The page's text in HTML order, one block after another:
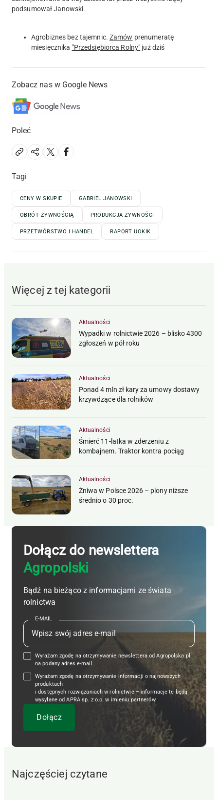
podsumował Janowski.
Agrobiznes bez tajemnic. Zamów prenumeratę
miesięcznika "Przedsiębiorca Rolny" już dziś
Zobacz nas w Google News
Poleć
Tagi
CENY W SKUPIE GABRIEL JANOWSKI
OBRÓT ŻYWNOŚCIĄ PRODUKCJA ŻYWNOŚCI
PRZETWÓRSTWO I HANDEL RAPORT UOKIK
Więcej z tej kategorii
Aktualności
Wypadki w rolnictwie 2026 – blisko 4300
zgłoszeń w pół roku
Aktualności
Ponad 4 mln zł kary za umowy dostawy
krzywdzące dla rolników
Aktualności
Śmierć 11-latka w zderzeniu z
kombajnem. Traktor kontra pociąg
Aktualności
Żniwa w Polsce 2026 – plony niższe
średnio o 30 proc.
Dołącz do newslettera
Agropolski
Bądź na bieżąco z informacjami ze świata
rolnictwa
E-MAIL
Wyrażam zgodę na otrzymywanie newslettera od Agropolska.pl
na podany adres e-mail.
Wyrażam zgodę na otrzymywanie informacji o najnowszych
produktach
i dostępnych rozwiązaniach w rolnictwie – informacje te będą
wysyłane od APRA sp. z o.o. w imieniu partnerów.
Najczęściej czytane